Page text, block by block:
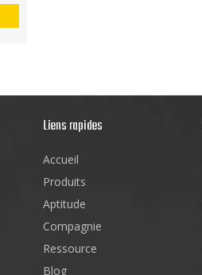
Liens rapides
Accueil
Produits
Aptitude
Compagnie
Ressource
Blog